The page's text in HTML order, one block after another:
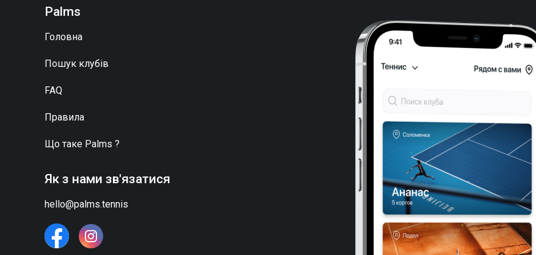
Palms
Головна
Пошук клубів
FAQ
Правила
Що таке Palms ?
Як з нами зв'язатися
hello@palms.tennis